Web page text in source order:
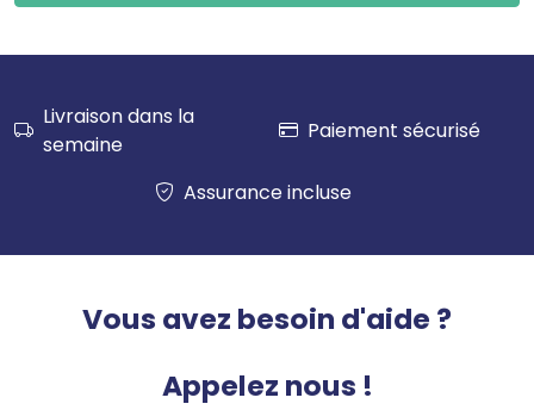
Livraison dans la
semaine
Paiement sécurisé
Assurance incluse
Vous avez besoin d'aide ?
Appelez nous !